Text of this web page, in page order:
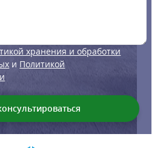
хранения и обработки
и Политикой